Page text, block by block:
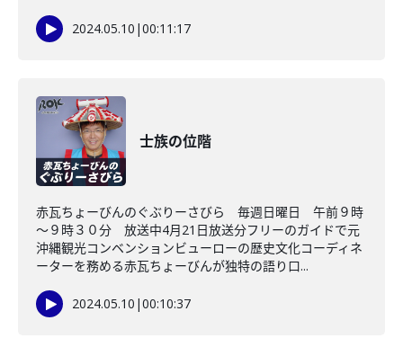
2024.05.10 |00:11:17
士族の位階
赤瓦ちょーびんのぐぶりーさびら 毎週日曜日 午前９時
～９時３０分 放送中4月21日放送分フリーのガイドで元
沖縄観光コンベンションビューローの歴史文化コーディネ
ーターを務める赤瓦ちょーびんが独特の語り口...
2024.05.10 |00:10:37